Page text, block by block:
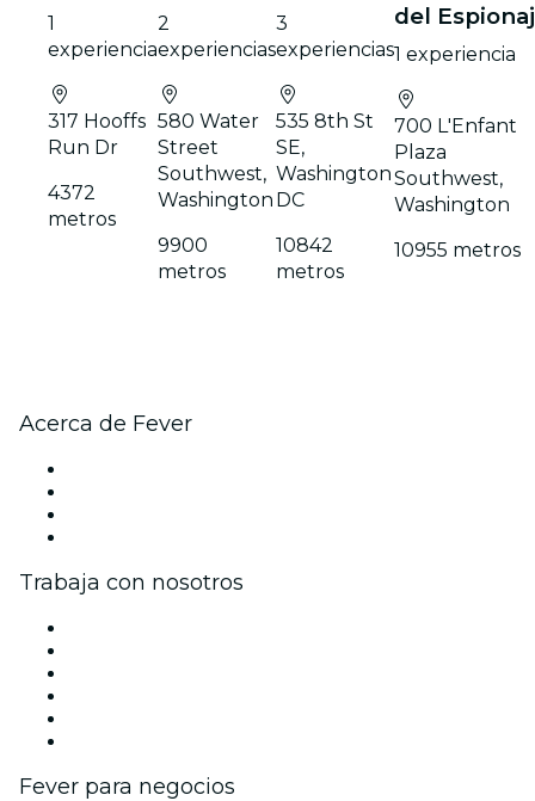
1
experiencia
317 Hooffs
Run Dr
4372
metros
2
experiencias
580 Water
Street
Southwest,
Washington
9900
metros
3
experiencias
535 8th St
SE,
Washington
DC
10842
metros
del
1 experiencia
700 L'Enfant
Plaza
Southwest,
Washington
10955 metros
Acerca de Fever
Trabaja con nosotros
Fever para negocios